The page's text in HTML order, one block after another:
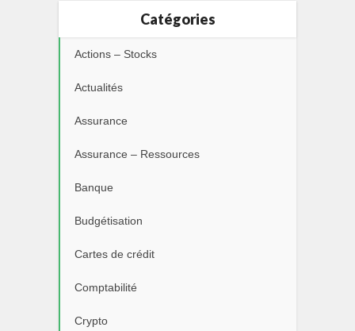
Catégories
Actions – Stocks
Actualités
Assurance
Assurance – Ressources
Banque
Budgétisation
Cartes de crédit
Comptabilité
Crypto